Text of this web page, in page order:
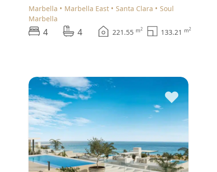
Marbella
Marbella East Santa Clara
Soul
Marbella
4 4 221.55 m2 133.21 m2
♥